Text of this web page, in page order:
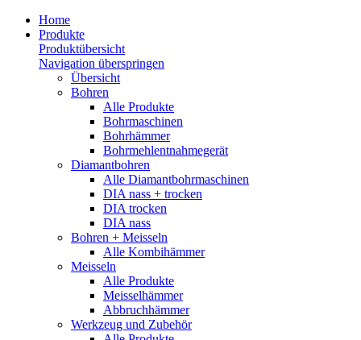
Home
Produkte
Produktübersicht
Navigation überspringen
Übersicht
Bohren
Alle Produkte
Bohrmaschinen
Bohrhämmer
Bohrmehlentnahmegerät
Diamantbohren
Alle Diamantbohrmaschinen
DIA nass + trocken
DIA trocken
DIA nass
Bohren + Meisseln
Alle Kombihämmer
Meisseln
Alle Produkte
Meisselhämmer
Abbruchhämmer
Werkzeug und Zubehör